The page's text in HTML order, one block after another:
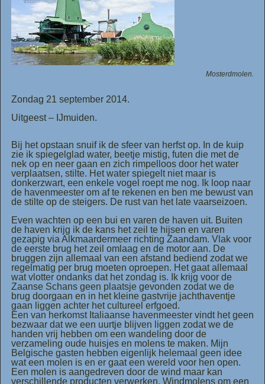
Mosterdmolen.
Zondag 21 september 2014.
Uitgeest – IJmuiden.
Bij het opstaan snuif ik de sfeer van herfst op. In de kuip
zie ik spiegelglad water, beetje mistig, futen die met de
nek op en neer gaan en zich rimpelloos door het water
verplaatsen, stilte. Het water spiegelt niet maar is
donkerzwart, een enkele vogel roept me nog. Ik loop naar
de havenmeester om af te rekenen en ben me bewust van
de stilte op de steigers. De rust van het late vaarseizoen.
Even wachten op een bui en varen de haven uit. Buiten
de haven krijg ik de kans het zeil te hijsen en varen
gezapig via Alkmaardermeer richting Zaandam. Vlak voor
de eerste brug het zeil omlaag en de motor aan. De
bruggen zijn allemaal van een afstand bediend zodat we
regelmatig per brug moeten oproepen. Het gaat allemaal
wat vlotter ondanks dat het zondag is. Ik krijg voor de
Zaanse Schans geen plaatsje gevonden zodat we de
brug doorgaan en in het kleine gastvrije jachthaventje
gaan liggen achter het cultureel erfgoed.
Een van herkomst Italiaanse havenmeester vindt het geen
bezwaar dat we een uurtje blijven liggen zodat we de
handen vrij hebben om een wandeling door de
verzameling oude huisjes en molens te maken. Mijn
Belgische gasten hebben eigenlijk helemaal geen idee
wat een molen is en er gaat een wereld voor hen open.
Een molen is aangedreven door de wind maar kan
verschillende producten verwerken. Windmolens om een